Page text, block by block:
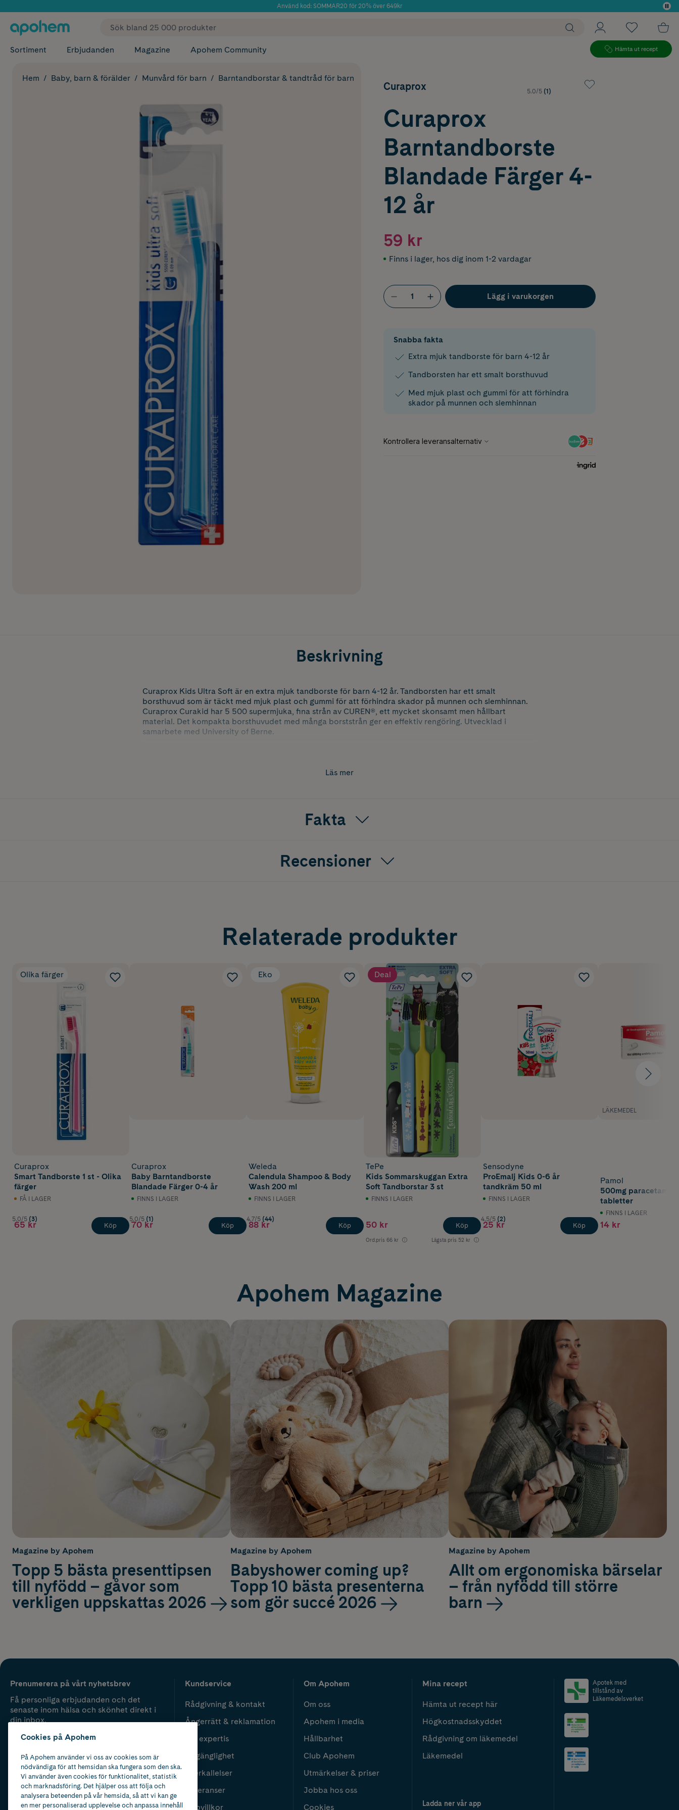
Använd kod: SOMMAR20 för 20% över 649kr
✓ Fri frakt
Sortiment Erbjudanden Magazine Apohem Community Hämta ut recept
Hem Baby, barn & förälder Munvård för barn Barntandborstar & tandtråd för barn
Curaprox 5.0/5 (1)
Curaprox
Barntandborste
Blandade Färger 4-
12 år
59 kr
Finns i lager, hos dig inom 1-2 vardagar
Lägg i varukorgen
Snabba fakta
Extra mjuk tandborste för barn 4-12 år
Tandborsten har ett smalt borsthuvud
Med mjuk plast och gummi för att förhindra
skador på munnen och slemhinnan
Beskrivning
Curaprox Kids Ultra Soft är en extra mjuk tandborste för barn 4-12 år. Tandborsten har ett smalt
borsthuvud som är täckt med mjuk plast och gummi för att förhindra skador på munnen och slemhinnan.
Curaprox Curakid har 5 500 supermjuka, fina strån av CUREN®, ett mycket skonsamt men hållbart
material. Det kompakta borsthuvudet med många borststrån ger en effektiv rengöring. Utvecklad i
samarbete med University of Berne.
Läs mer
Fakta
Recensioner
Relaterade produkter
Olika färger
Curaprox
Smart Tandborste 1 st - Olika
färger
FÅ I LAGER
5.0/5 (3)
65 kr Köp
Curaprox
Baby Barntandborste
Blandade Färger 0-4 år
FINNS I LAGER
5.0/5 (1)
70 kr Köp
Eko
Weleda
Calendula Shampoo & Body
Wash 200 ml
FINNS I LAGER
4.7/5 (44)
88 kr Köp
Deal
TePe
Kids Sommarskuggan Extra
Soft Tandborstar 3 st
FINNS I LAGER
50 kr
Ord.pris 66 kr Lägsta pris 52 kr
Köp
Sensodyne
ProEmalj Kids 0-6 år
tandkräm 50 ml
FINNS I LAGER
4.5/5 (2)
25 kr Köp
LÄKEMEDEL
Pamol
500mg paracetamol
tabletter
FINNS I LAGER
14 kr
Apohem Magazine
Magazine by Apohem
Topp 5 bästa presenttipsen
till nyfödd – gåvor som
verkligen uppskattas 2026
Magazine by Apohem
Babyshower coming up?
Topp 10 bästa presenterna
som gör succé 2026
Magazine by Apohem
Allt om ergonomiska bärselar
– från nyfödd till större
barn
Prenumerera på vårt nyhetsbrev
Få personliga erbjudanden och det
senaste inom hälsa och skönhet direkt i
din inbox.
Kundservice
Rådgivning & kontakt
Ångerrätt & reklamation
Vår expertis
Tillgänglighet
Återkallelser
Leveranser
Köpvillkor
Om Apohem
Om oss
Apohem i media
Hållbarhet
Club Apohem
Utmärkelser & priser
Jobba hos oss
Cookies
Mina recept
Hämta ut recept här
Högkostnadsskyddet
Rådgivning om läkemedel
Läkemedel
Ladda ner vår app
Apotek med
tillstånd av
Läkemedelsverket
Cookies på Apohem
På Apohem använder vi oss av cookies som är
nödvändiga för att hemsidan ska fungera som den ska.
Vi använder även cookies för funktionalitet, statistik
och marknadsföring. Det hjälper oss att följa och
analysera beteenden på vår hemsida, så att vi kan ge
en mer personaliserad upplevelse och anpassa innehåll